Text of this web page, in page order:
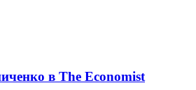
в The Economist